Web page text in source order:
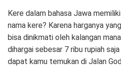
Kere dalam bahasa Jawa
nama kere? Karena harganya
bisa dinikmati oleh kalangan
dihargai sebesar 7 ribu rupiah
dapat kamu temukan di Jalan